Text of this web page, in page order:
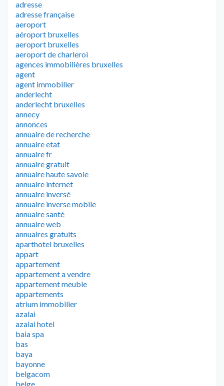
adresse
adresse française
aeroport
aéroport bruxelles
aeroport bruxelles
aeroport de charleroi
agences immobilières bruxelles
agent
agent immobilier
anderlecht
anderlecht bruxelles
annecy
annonces
annuaire de recherche
annuaire etat
annuaire fr
annuaire gratuit
annuaire haute savoie
annuaire internet
annuaire inversé
annuaire inverse mobile
annuaire santé
annuaire web
annuaires gratuits
aparthotel bruxelles
appart
appartement
appartement a vendre
appartement meuble
appartements
atrium immobilier
azalai
azalai hotel
baia spa
bas
baya
bayonne
belgacom
belge